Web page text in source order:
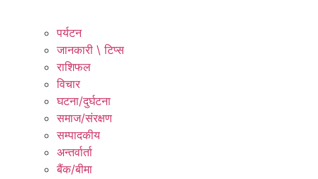
पर्यटन
जानकारी \ टिप्स
राशिफल
विचार
घटना/दुर्घटना
समाज/संरक्षण
सम्पादकीय
अन्तर्वार्ता
बैंक/बीमा